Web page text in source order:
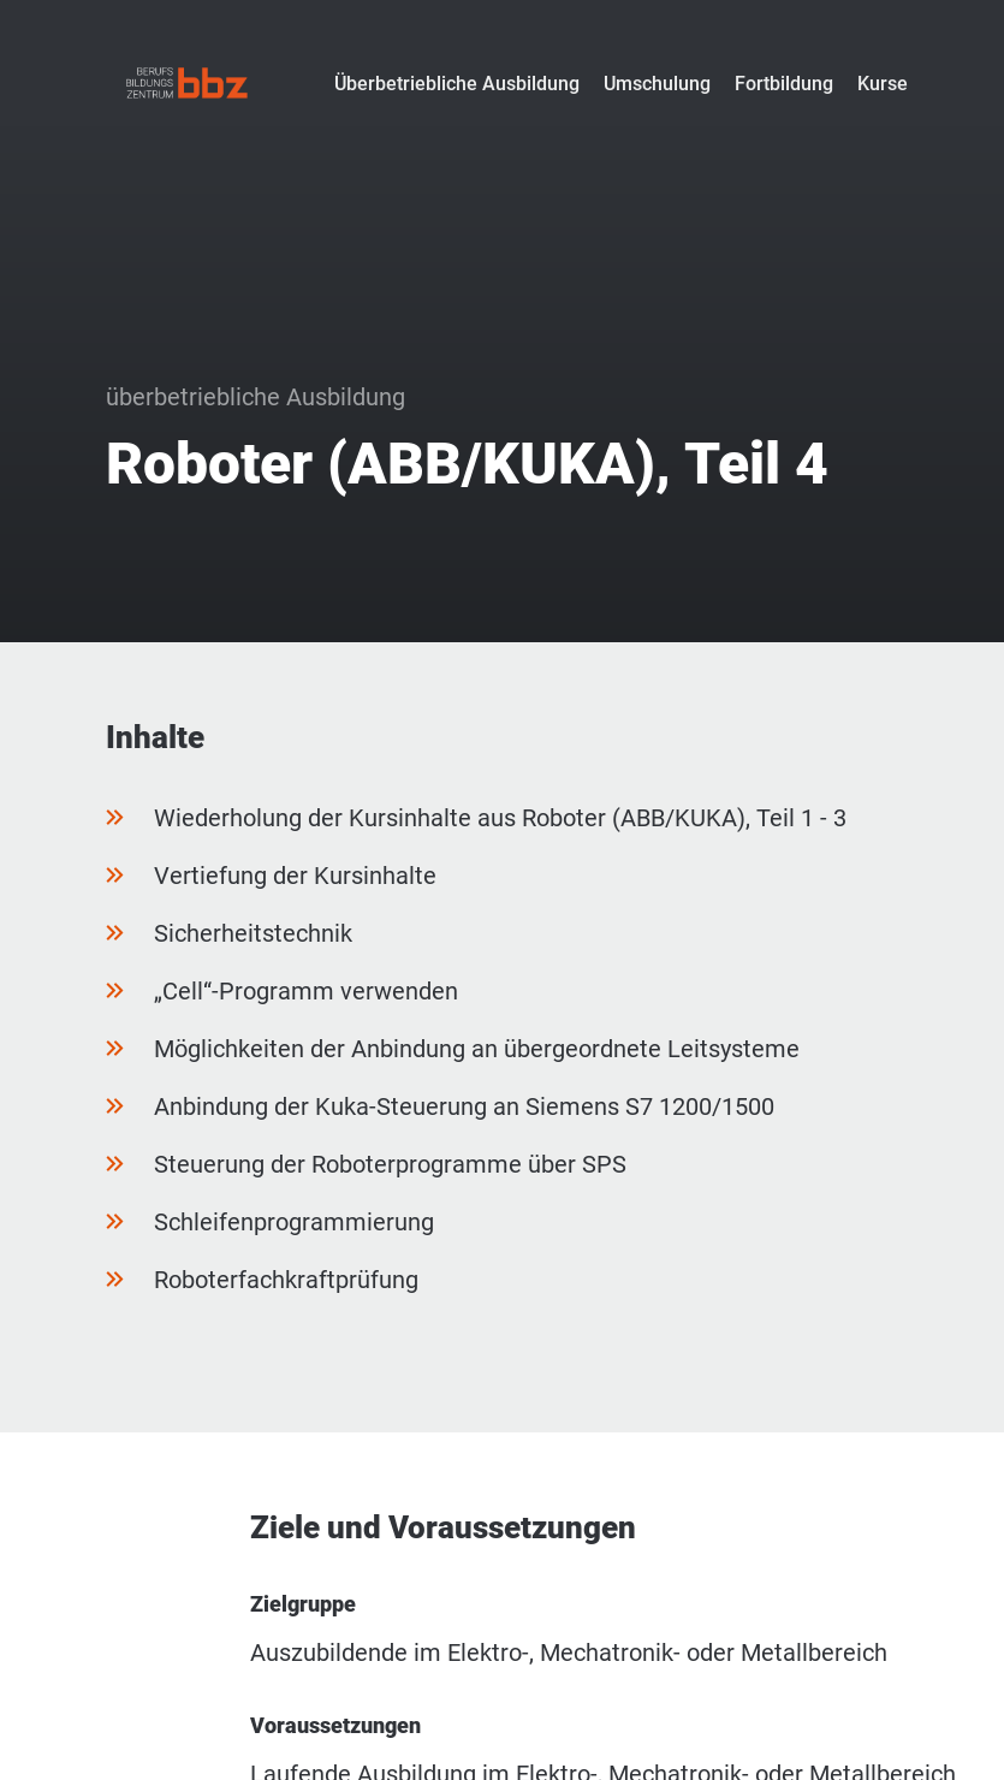
Überbetriebliche Ausbildung Umschulung Fortbildung Kurse
überbetriebliche Ausbildung
Roboter (ABB/KUKA), Teil 4
Inhalte
Wiederholung der Kursinhalte aus Roboter (ABB/KUKA), Teil 1 - 3
Vertiefung der Kursinhalte
Sicherheitstechnik
„Cell“-Programm verwenden
Möglichkeiten der Anbindung an übergeordnete Leitsysteme
Anbindung der Kuka-Steuerung an Siemens S7 1200/1500
Steuerung der Roboterprogramme über SPS
Schleifenprogrammierung
Roboterfachkraftprüfung
Ziele und Voraussetzungen
Zielgruppe
Auszubildende im Elektro-, Mechatronik- oder Metallbereich
Voraussetzungen
Laufende Ausbildung im Elektro-, Mechatronik- oder Metallbereich